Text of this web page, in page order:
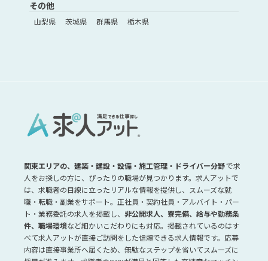
その他
山梨県 茨城県 群馬県 栃木県
関東エリアの、建築・建設・設備・施工管理・ドライバー分野で求
人をお探しの方に、ぴったりの職場が見つかります。求人アットで
は、求職者の目線に立ったリアルな情報を提供し、スムーズな就
職・転職・副業をサポート。正社員・契約社員・アルバイト・パー
ト・業務委託の求人を掲載し、 非公開求人、寮完備、給与や勤務条
件、職場環境など細かいこだわりにも対応。掲載されているのはす
べて求人アットが直接ご訪問をした信頼できる求人情報です。応募
内容は直接事業所へ届くため、無駄なステップを省いてスムーズに